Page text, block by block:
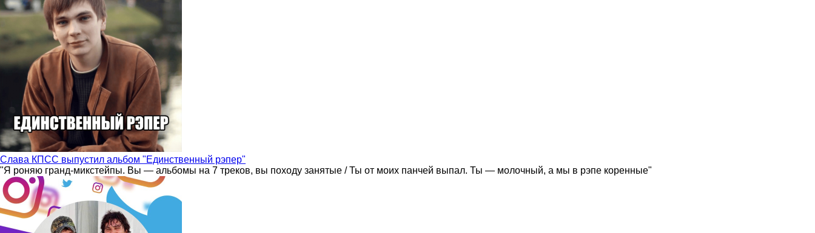
Слава КПСС выпустил альбом "Единственный рэпер"
"Я роняю гранд-микстейпы. Вы — альбомы на 7 треков, вы походу занятые / Ты от моих панчей выпал. Ты — молочный, а мы в рэпе коренные"